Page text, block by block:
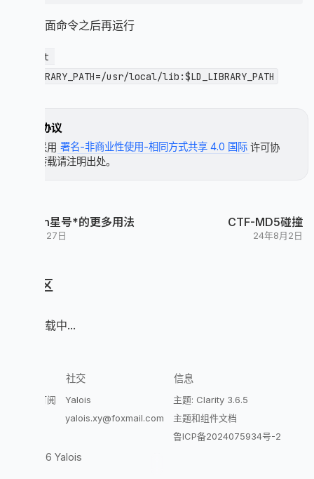
    } else {
    // 清理
    element_clear(pk);
    element_clear(pk_verify);
    pairing_clear(pairing);
执行下面命令之后再运行
export
LD_LIBRARY_PATH=/usr/local/lib:$LD_LIBRARY_PATH
许可协议
本文采用 署名-非商业性使用-相同方式共享 4.0 国际 许可协
议，转载请注明出处。
Python星号*的更多用法
24年9月27日
CTF-MD5碰撞
24年8月2日
评论区
评论加载中...
Atom订阅
社交
Yalois
yalois.xy@foxmail.com
信息
主题: Clarity 3.6.5
主题和组件文档
鲁ICP备2024075934号-2
© 2026 Yalois